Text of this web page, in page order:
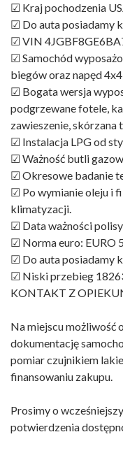
☑ Kraj pochodzenia
☑ Do auta posiadamy
☑ VIN
☑ Samochód
biegów oraz napęd 4x4
☑ Bogata wersja
podgrzewane fotele,
zawieszenie, skórzana
☑ Instalacja LPG od
☑ Ważność butli
☑ Okresowe badanie
☑ Po wymianie oleju i
klimatyzacji.
☑ Data ważności
☑ Norma euro: EURO
☑ Do auta posiadamy
☑ Niski przebieg
KONTAKT Z
Na miejscu możliwość
dokumentację
pomiar czujnikiem
finansowaniu zakupu.
Prosimy o
potwierdzenia